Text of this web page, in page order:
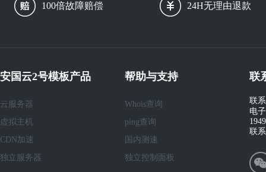
100倍故障赔偿 24H无理由退款
安国云2号模板产品
云服务器
虚拟主机
CDN加速
独立服务器
帮助与支持
Whois查询
ping查询
国内测速
独立控制面板
联
联
电
联